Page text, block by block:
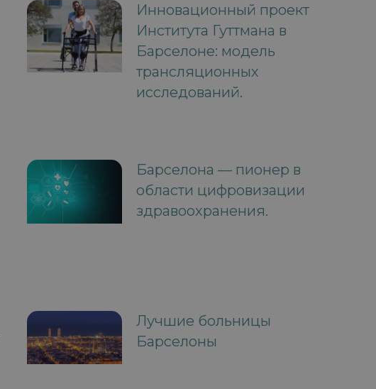
Инновационный проект
Института Гуттмана в
Барселоне: модель
трансляционных
исследований.
Барселона — пионер в
области цифровизации
здравоохранения.
Лучшие больницы
Барселоны